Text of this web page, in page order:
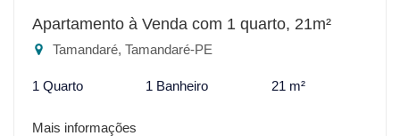
Apartamento à Venda com 1 quarto, 21m²
Tamandaré, Tamandaré-PE
1 Quarto 1 Banheiro 21 m²
Mais informações